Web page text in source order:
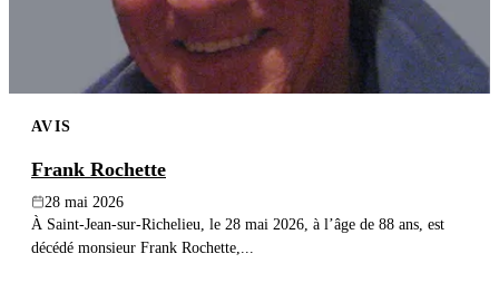
AVIS
Frank Rochette
28 mai 2026
À Saint-Jean-sur-Richelieu, le 28 mai 2026, à l’âge de 88 ans, est
décédé monsieur Frank Rochette,...